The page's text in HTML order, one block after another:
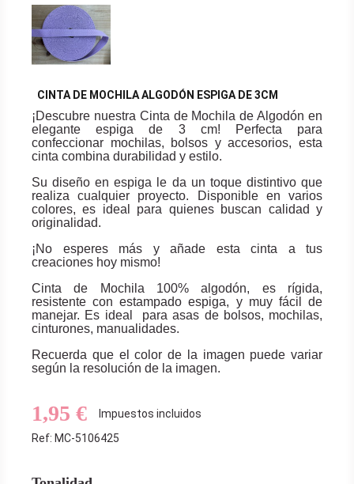
CINTA DE MOCHILA ALGODÓN ESPIGA DE 3CM
¡Descubre nuestra Cinta de Mochila de Algodón en
elegante espiga de 3 cm! Perfecta para
confeccionar mochilas, bolsos y accesorios, esta
cinta combina durabilidad y estilo.
Su diseño en espiga le da un toque distintivo que
realiza cualquier proyecto. Disponible en varios
colores, es ideal para quienes buscan calidad y
originalidad.
¡No esperes más y añade esta cinta a tus
creaciones hoy mismo!
Cinta de Mochila 100% algodón, es rígida,
resistente con estampado espiga, y muy fácil de
manejar. Es ideal para asas de bolsos, mochilas,
cinturones, manualidades.
Recuerda que el color de la imagen puede variar
según la resolución de la imagen.
1,95 €
Impuestos incluidos
Ref: MC-5106425